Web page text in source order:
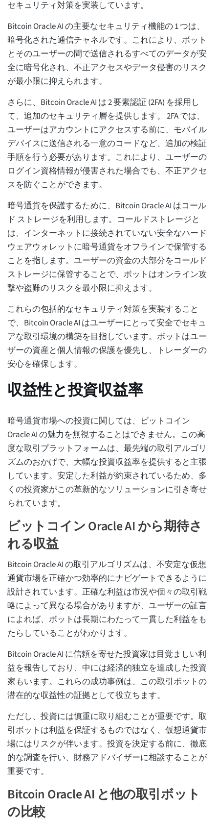
セキュリティ対策を実装しています。
Bitcoin Oracle AI の主要なセキュリティ機能の 1 つは、
暗号化された通信チャネルです。これにより、ボット
とそのユーザーの間で送信されるすべてのデータが安
全に暗号化され、不正アクセスやデータ侵害のリスク
が最小限に抑えられます。
さらに、Bitcoin Oracle AI は 2 要素認証 (2FA) を採用し
て、追加のセキュリティ層を提供します。 2FA では、
ユーザーはアカウントにアクセスする前に、モバイル
デバイスに送信される一意のコードなど、追加の検証
手順を行う必要があります。これにより、ユーザーの
ログイン資格情報が侵害された場合でも、不正アクセ
スを防ぐことができます。
暗号通貨を保護するために、Bitcoin Oracle AI はコール
ド ストレージを利用します。コールドストレージと
は、インターネットに接続されていない安全なハード
ウェアウォレットに暗号通貨をオフラインで保管する
ことを指します。ユーザーの資金の大部分をコールド
ストレージに保管することで、ボットはオンライン攻
撃や盗難のリスクを最小限に抑えます。
これらの包括的なセキュリティ対策を実装すること
で、Bitcoin Oracle AI はユーザーにとって安全でセキュ
アな取引環境の構築を目指しています。ボットはユー
ザーの資産と個人情報の保護を優先し、トレーダーの
安心を確保します。
収益性と投資収益率
暗号通貨市場への投資に関しては、ビットコイン
Oracle AI の魅力を無視することはできません。この高
度な取引プラットフォームは、最先端の取引アルゴリ
ズムのおかげで、大幅な投資収益率を提供すると主張
しています。安定した利益が約束されているため、多
くの投資家がこの革新的なソリューションに引き寄せ
られています。
ビットコイン Oracle AI から期待さ
れる収益
Bitcoin Oracle AI の取引アルゴリズムは、不安定な仮想
通貨市場を正確かつ効率的にナビゲートできるように
設計されています。正確な利益は市況や個々の取引戦
略によって異なる場合がありますが、ユーザーの証言
によれば、ボットは長期にわたって一貫した利益をも
たらしていることがわかります。
Bitcoin Oracle AI に信頼を寄せた投資家は目覚ましい利
益を報告しており、中には経済的独立を達成した投資
家もいます。これらの成功事例は、この取引ボットの
潜在的な収益性の証拠として役立ちます。
ただし、投資には慎重に取り組むことが重要です。取
引ボットは利益を保証するものではなく、仮想通貨市
場にはリスクが伴います。投資を決定する前に、徹底
的な調査を行い、財務アドバイザーに相談することが
重要です。
Bitcoin Oracle AI と他の取引ボット
の比較